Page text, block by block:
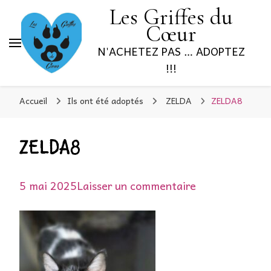
Les Griffes du
Cœur
N'ACHETEZ PAS … ADOPTEZ
!!!
Accueil Ils ont été adoptés ZELDA ZELDA8
ZELDA8
5 mai 2025Laisser un commentaire